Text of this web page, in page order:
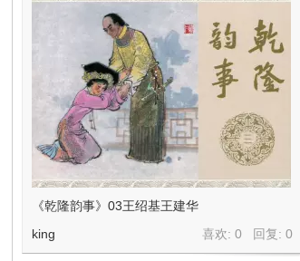
《乾隆韵事》03王绍基王建华
喜欢: 0 回复:0
king